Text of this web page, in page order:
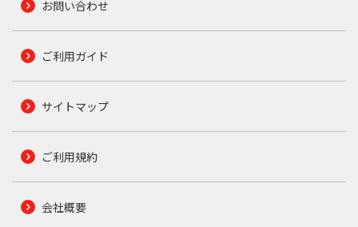
お問い合わせ
ご利用ガイド
サイトマップ
ご利用規約
会社概要